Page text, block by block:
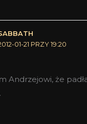
01-21 PRZY 19:20
Andrzejowi, że